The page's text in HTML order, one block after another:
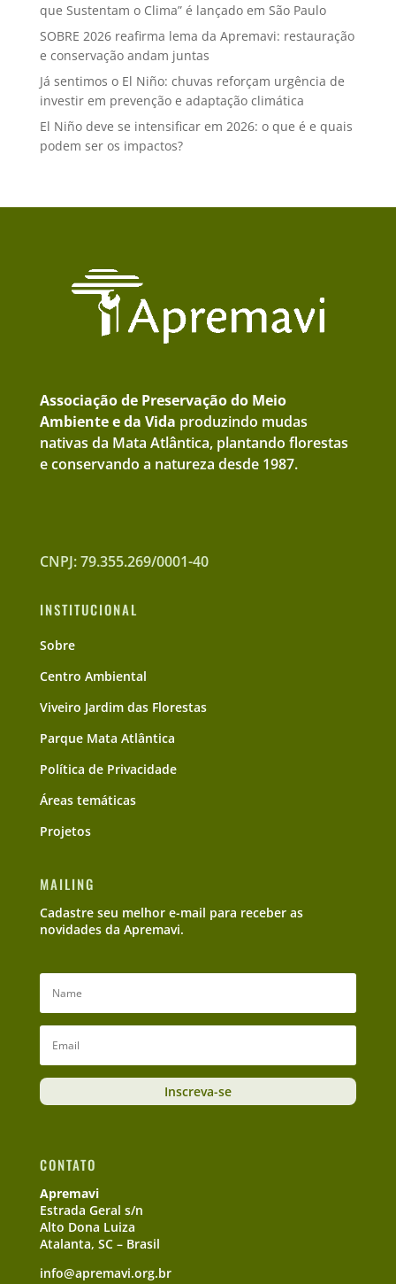
que Sustentam o Clima” é lançado em São Paulo
SOBRE 2026 reafirma lema da Apremavi: restauração
e conservação andam juntas
Já sentimos o El Niño: chuvas reforçam urgência de
investir em prevenção e adaptação climática
El Niño deve se intensificar em 2026: o que é e quais
podem ser os impactos?
Associação de Preservação do Meio
Ambiente e da Vida produzindo mudas
nativas da Mata Atlântica, plantando florestas
e conservando a natureza desde 1987.
CNPJ: 79.355.269/0001-40
INSTITUCIONAL
Sobre
Centro Ambiental
Viveiro Jardim das Florestas
Parque Mata Atlântica
Política de Privacidade
Áreas temáticas
Projetos
MAILING
Cadastre seu melhor e-mail para receber as
novidades da Apremavi.
Inscreva-se
CONTATO
Apremavi
Estrada Geral s/n
Alto Dona Luiza
Atalanta, SC – Brasil
info@apremavi.org.br